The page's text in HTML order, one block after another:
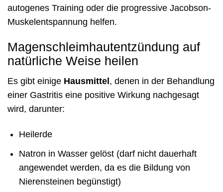
autogenes Training oder die progressive Jacobson-
Muskelentspannung helfen.
Magenschleimhautentzündung auf
natürliche Weise heilen
Es gibt einige Hausmittel , denen in der Behandlung
einer Gastritis eine positive Wirkung nachgesagt
wird, darunter:
Heilerde
Natron in Wasser gelöst (darf nicht dauerhaft
angewendet werden, da es die Bildung von
Nierensteinen begünstigt)